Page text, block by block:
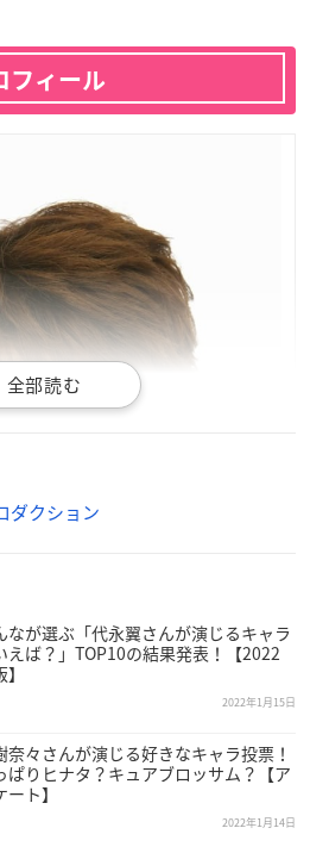
フィール
ダクション
なが選ぶ「代永翼さんが演じるキャラ
えば？」TOP10の結果発表！【2022
2022年1月15日
奈々さんが演じる好きなキャラ投票！
ぱりヒナタ？キュアブロッサム？【ア
ート】
2022年1月14日